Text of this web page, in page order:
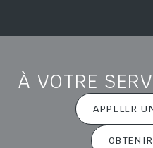
À VOTRE
APPELER